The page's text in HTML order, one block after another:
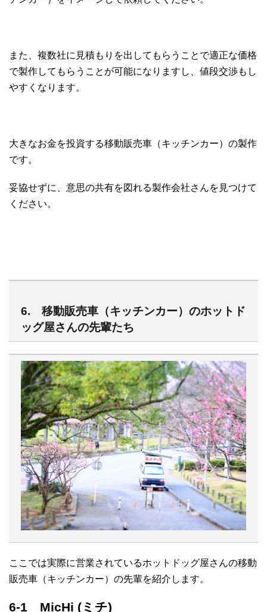
また、複数社に見積もりを出してもらうことで適正な価格
で製作してもらうことが可能になりますし、値段交渉もし
やすくなります。
大きなお金を投資する移動販売車（キッチンカー）の製作
です。
妥協せずに、意思の共有を図れる製作会社さんを見つけて
ください。
6. 移動販売車（キッチンカー）のホットド
ッグ屋さんの先輩たち
ここでは実際に営業されているホットドッグ屋さんの移動
販売車（キッチンカー）の先輩を紹介します。
6-1 MicHi (ミチ)